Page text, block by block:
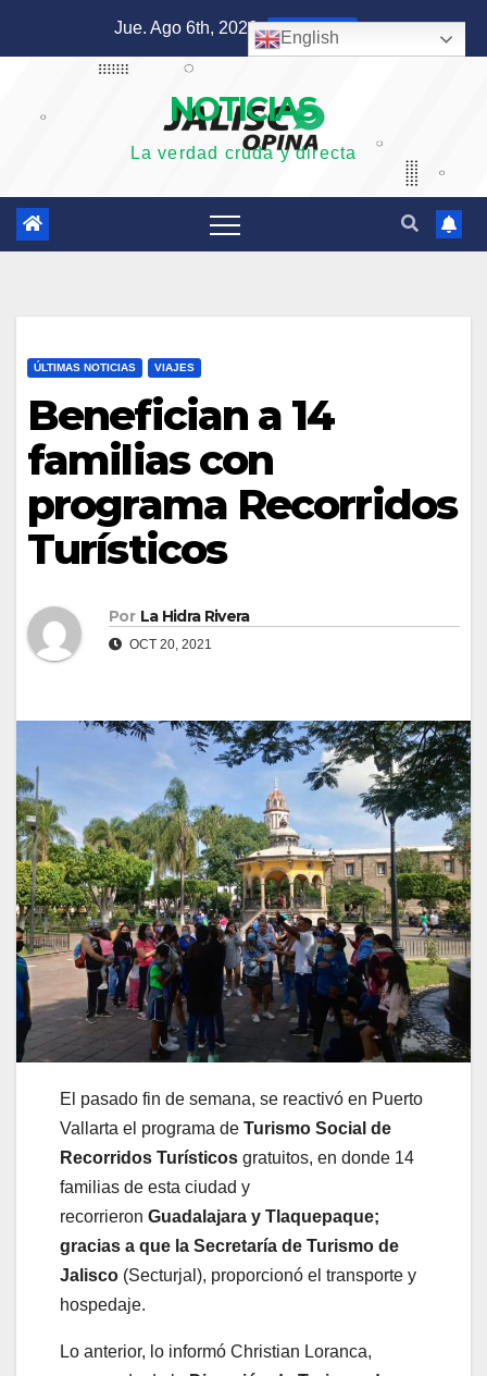
Jue. Ago 6th, 2026 8:06:37 PM
NOTICIAS
La verdad cruda y directa
ÚLTIMAS NOTICIAS VIAJES
Benefician a 14
familias con
programa Recorridos
Turísticos
Por La Hidra Rivera
OCT 20, 2021
El pasado fin de semana, se reactivó en Puerto
Vallarta el programa de Turismo Social de
Recorridos Turísticos gratuitos, en donde 14
familias de esta ciudad y
recorrieron Guadalajara y Tlaquepaque;
gracias a que la Secretaría de Turismo de
Jalisco (Secturjal), proporcionó el transporte y
hospedaje.
Lo anterior, lo informó Christian Loranca,
English